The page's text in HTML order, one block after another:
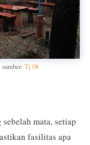
Tj 08
mata, setiap
fasilitas apa